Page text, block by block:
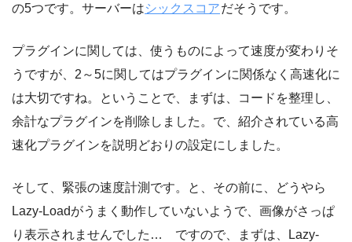
の5つです。サーバーはシックスコアだそうです。
プラグインに関しては、使うものによって速度が変わりそ
うですが、2～5に関してはプラグインに関係なく高速化に
は大切ですね。ということで、まずは、コードを整理し、
余計なプラグインを削除しました。で、紹介されている高
速化プラグインを説明どおりの設定にしました。
そして、緊張の速度計測です。と、その前に、どうやら
Lazy-Loadがうまく動作していないようで、画像がさっぱ
り表示されませんでした… ですので、まずは、Lazy-